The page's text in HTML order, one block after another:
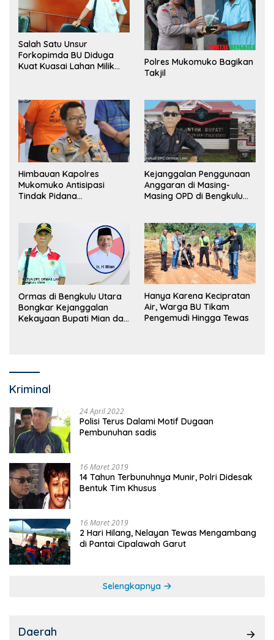
Salah Satu Unsur
Forkopimda BU Diduga
Kuat Kuasai Lahan Milik
Polres Mukomuko Bagikan
Takjil
Himbauan Kapolres
Mukomuko Antisipasi
Tindak Pidana
Kejanggalan Penggunaan
Anggaran di Masing-
Masing OPD di Bengkulu
Ormas di Bengkulu Utara
Bongkar Kejanggalan
Kekayaan Bupati Mian dan
Hanya Karena Kecipratan
Air, Warga BU Tikam
Pengemudi Hingga Tewas
Kriminal
24 April 2022
Polisi Terus Dalami Motif Dugaan
Pembunuhan sadis
16 Maret 2019
14 Tahun Terbunuhnya Munir, Polri Didesak
Bentuk Tim Khusus
16 Maret 2019
2 Hari Hilang, Nelayan Tewas Mengambang
di Pantai Cipalawah Garut
Selengkapnya
Daerah